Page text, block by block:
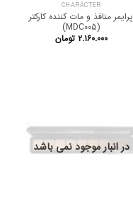
CHARACTER
پرایمر منافذ و مات کننده کارکتر
(MDC005)
۲.۱۶۰.۰۰۰ تومان
در انبار موجود نمی باشد